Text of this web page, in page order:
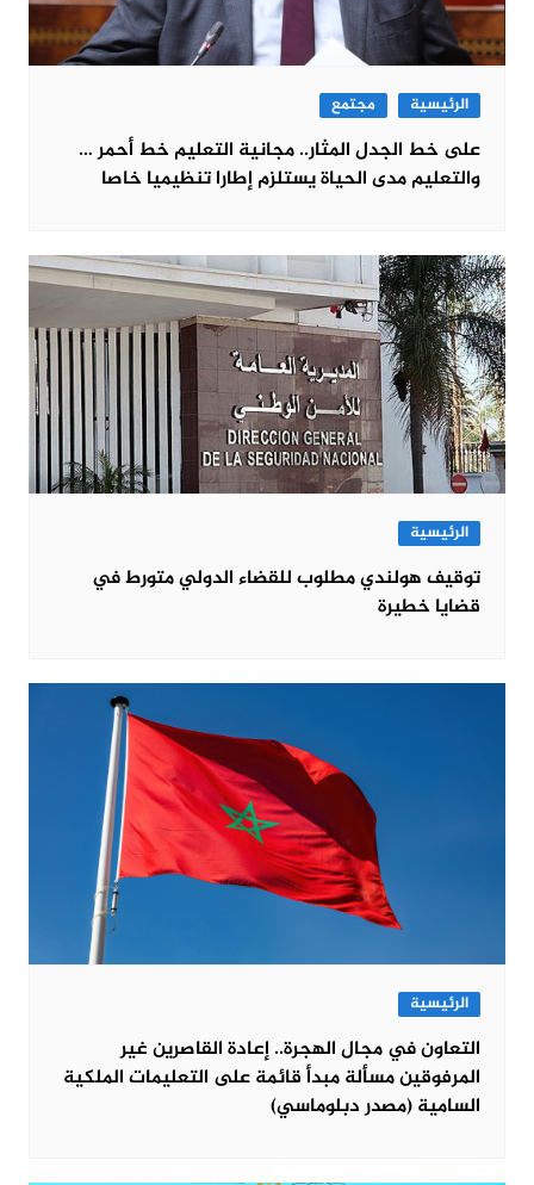
الرئيسية مجتمع
على خط الجدل المثار.. مجانية التعليم خط أحمر …
والتعليم مدى الحياة يستلزم إطارا تنظيميا خاصا
الرئيسية
توقيف هولندي مطلوب للقضاء الدولي متورط في
قضايا خطيرة
الرئيسية
التعاون في مجال الهجرة.. إعادة القاصرين غير
المرفوقين مسألة مبدأ قائمة على التعليمات الملكية
السامية (مصدر دبلوماسي)